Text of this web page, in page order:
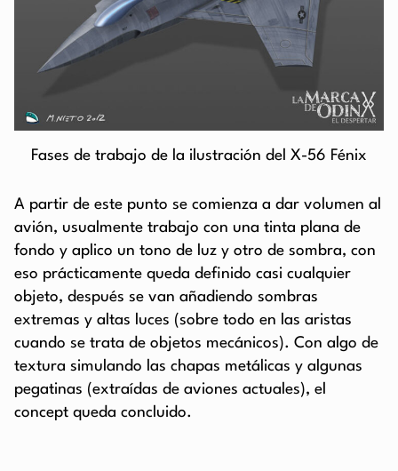
Fases de trabajo de la ilustración del X-56 Fénix
A partir de este punto se comienza a dar volumen al
avión, usualmente trabajo con una tinta plana de
fondo y aplico un tono de luz y otro de sombra, con
eso prácticamente queda definido casi cualquier
objeto, después se van añadiendo sombras
extremas y altas luces (sobre todo en las aristas
cuando se trata de objetos mecánicos). Con algo de
textura simulando las chapas metálicas y algunas
pegatinas (extraídas de aviones actuales), el
concept queda concluido.